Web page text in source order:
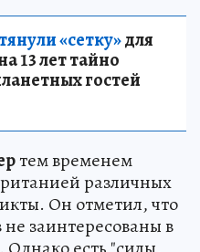
«сетку»для
13 лет тайно
гостей
тем временем
различных
Он отметил, что
заинтересованы в